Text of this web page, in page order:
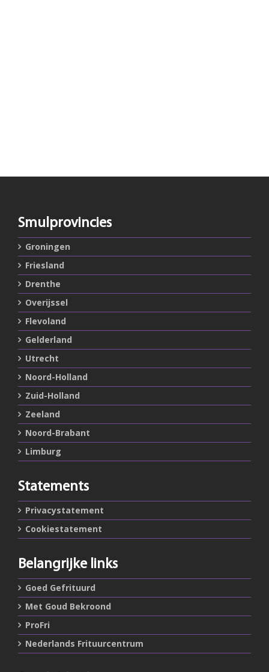
Smulprovincies
Groningen
Friesland
Drenthe
Overijssel
Flevoland
Gelderland
Utrecht
Noord-Holland
Zuid-Holland
Zeeland
Noord-Brabant
Limburg
Statements
Privacystatement
Cookiestatement
Belangrijke links
Goed Gefrituurd
Met Goud Bekroond
ProFri
Nederlands Frituurcentrum